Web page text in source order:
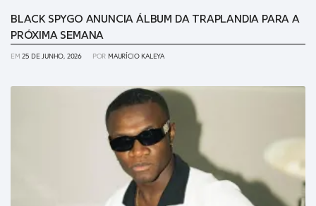
BLACK SPYGO ANUNCIA ÁLBUM DA TRAPLANDIA PARA A
PRÓXIMA SEMANA
EM25 DE JUNHO, 2026 POR MAURÍCIO KALEYA